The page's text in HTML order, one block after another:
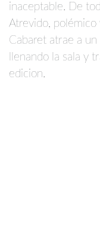
inaceptable. De
Atrevido,
Cabaret atrae a
llenando la sala y
edicion.